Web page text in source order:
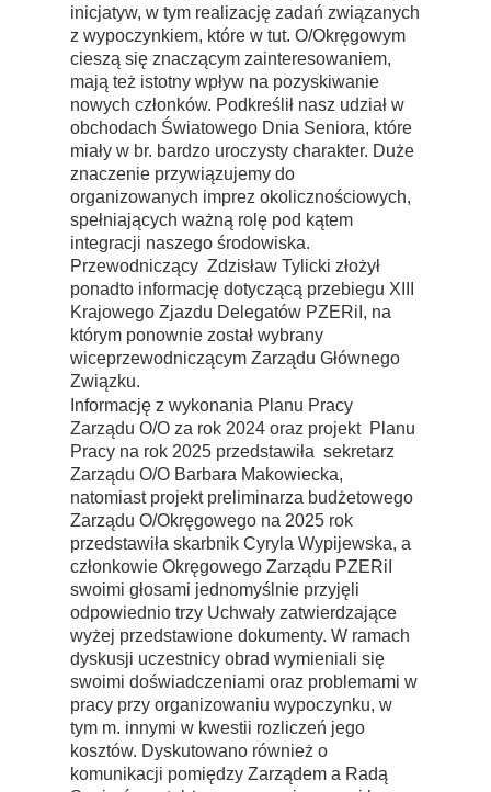
inicjatyw, w tym realizację zadań związanych
z wypoczynkiem, które w tut. O/Okręgowym
cieszą się znaczącym zainteresowaniem,
mają też istotny wpływ na pozyskiwanie
nowych członków. Podkreślił nasz udział w
obchodach Światowego Dnia Seniora, które
miały w br. bardzo uroczysty charakter. Duże
znaczenie przywiązujemy do
organizowanych imprez okolicznościowych,
spełniających ważną rolę pod kątem
integracji naszego środowiska.
Przewodniczący Zdzisław Tylicki złożył
ponadto informację dotyczącą przebiegu XIII
Krajowego Zjazdu Delegatów PZERiI, na
którym ponownie został wybrany
wiceprzewodniczącym Zarządu Głównego
Związku.
Informację z wykonania Planu Pracy
Zarządu O/O za rok 2024 oraz projekt Planu
Pracy na rok 2025 przedstawiła sekretarz
Zarządu O/O Barbara Makowiecka,
natomiast projekt preliminarza budżetowego
Zarządu O/Okręgowego na 2025 rok
przedstawiła skarbnik Cyryla Wypijewska, a
członkowie Okręgowego Zarządu PZERiI
swoimi głosami jednomyślnie przyjęli
odpowiednio trzy Uchwały zatwierdzające
wyżej przedstawione dokumenty. W ramach
dyskusji uczestnicy obrad wymieniali się
swoimi doświadczeniami oraz problemami w
pracy przy organizowaniu wypoczynku, w
tym m. innymi w kwestii rozliczeń jego
kosztów. Dyskutowano również o
komunikacji pomiędzy Zarządem a Radą